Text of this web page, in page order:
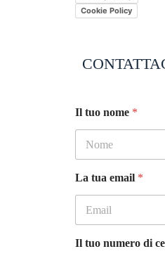
Cookie Policy
Il tuo nome *
La tua email *
Il tuo numero di